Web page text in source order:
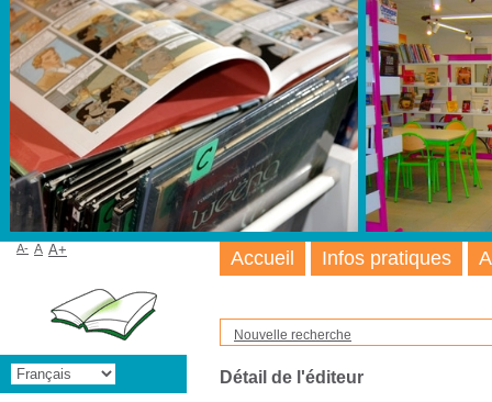
Nouvelle recherche
Détail de l'éditeur
Accueil Infos pratiques
A- A A+